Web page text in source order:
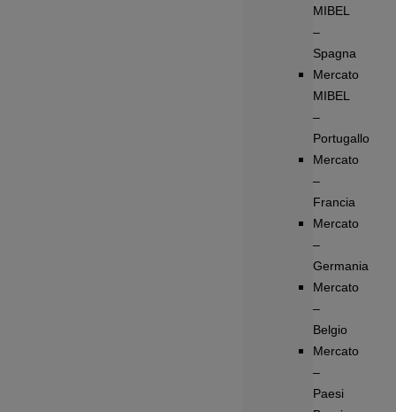
MIBEL
–
Spagna
Mercato
MIBEL
–
Portugallo
Mercato
–
Francia
Mercato
–
Germania
Mercato
–
Belgio
Mercato
–
Paesi